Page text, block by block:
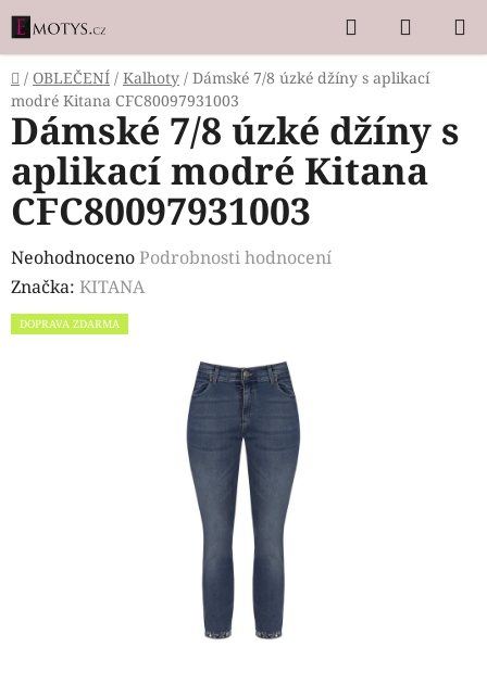
Přejít
na
obsah
Hledat
KOŠÍK
Domů
/ OBLEČENÍ / Kalhoty / Dámské 7/8 úzké džíny s aplikací
modré Kitana CFC80097931003
Dámské 7/8 úzké džíny s
aplikací modré Kitana
CFC80097931003
Průměrné
hodnocení
produktu
NeohodnocenoPodrobnosti hodnocení
Značka: KITANA
DOPRAVA ZDARMA